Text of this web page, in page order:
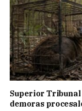
Superior Tribunal
demoras